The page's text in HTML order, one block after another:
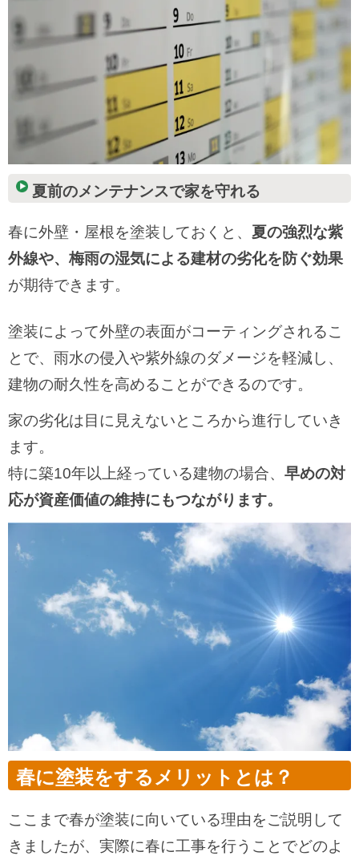
夏前のメンテナンスで家を守れる
春に外壁・屋根を塗装しておくと、 夏の強烈な紫
外線や、梅雨の湿気による建材の劣化を防ぐ効果
が期待できます。
塗装によって外壁の表面がコーティングされるこ
とで、雨水の侵入や紫外線のダメージを軽減し、
建物の耐久性を高めることができるのです。
家の劣化は目に見えないところから進行していき
ます。
特に築10年以上経っている建物の場合、 早めの対
応が資産価値の維持にもつながります。
春に塗装をするメリットとは？
ここまで春が塗装に向いている理由をご説明して
きましたが、実際に春に工事を行うことでどのよ